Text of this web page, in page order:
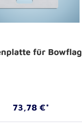
für Bowflag
73,78 €*